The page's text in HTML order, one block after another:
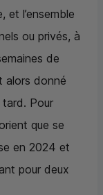
et l’ensemble
ou privés, à
de
alors donné
tard. Pour
que se
en 2024 et
pour deux